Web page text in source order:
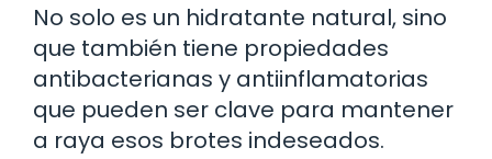
No solo es un hidratante natural, sino
que también tiene propiedades
antibacterianas y antiinflamatorias
que pueden ser clave para mantener
a raya esos brotes indeseados.